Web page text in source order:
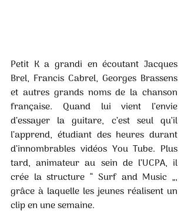
Petit K a grandi en écoutant Jacques
Brel, Francis Cabrel, Georges Brassens
et autres grands noms de la chanson
française. Quand lui vient l’envie
d’essayer la guitare, c’est seul qu’il
l’apprend, étudiant des heures durant
d’innombrables vidéos You Tube. Plus
tard, animateur au sein de l’UCPA, il
crée la structure “ Surf and Music „,
grâce à laquelle les jeunes réalisent un
clip en une semaine.